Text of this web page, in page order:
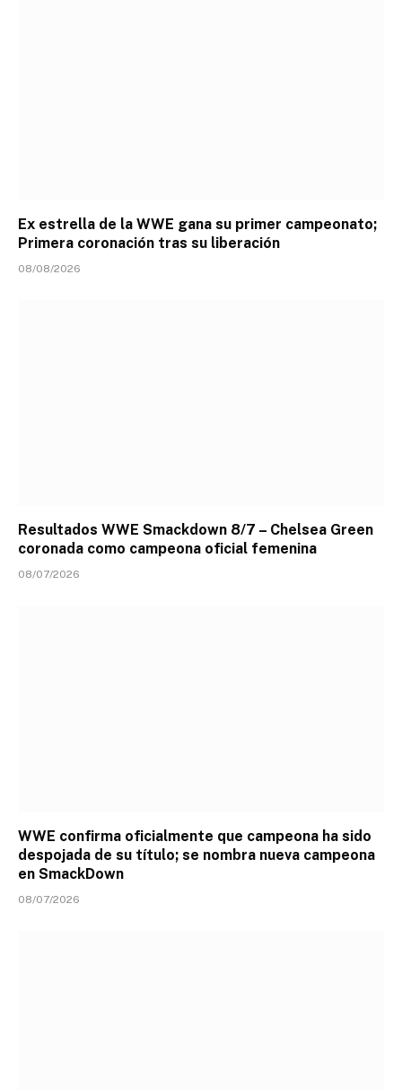
Ex estrella de la WWE gana su primer campeonato;
Primera coronación tras su liberación
08/08/2026
Resultados WWE Smackdown 8/7 – Chelsea Green
coronada como campeona oficial femenina
08/07/2026
WWE confirma oficialmente que campeona ha sido
despojada de su título; se nombra nueva campeona
en SmackDown
08/07/2026